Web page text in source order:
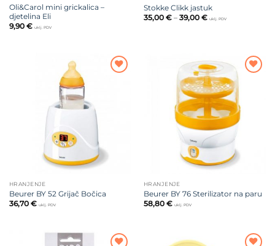
Oli&Carol mini grickalica –
djetelina Eli
9,90 € uklj. PDV
Stokke Clikk jastuk
35,00 € – 39,00 €Raspon
uklj. PDV
HRANJENJE
Beurer BY 52 Grijač Bočica
36,70 € uklj. PDV
Dodajte
na listu
HRANJENJE
Beurer BY 76 Sterilizator na paru
58,80 € uklj. PDV